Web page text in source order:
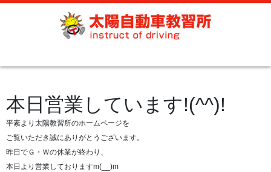
本日営業しています!(^^)!
平素より太陽教習所のホームページを
ご覧いただき誠にありがとうございます。
昨日でＧ・Ｗの休業が終わり、
本日より営業しておりますm(__)m